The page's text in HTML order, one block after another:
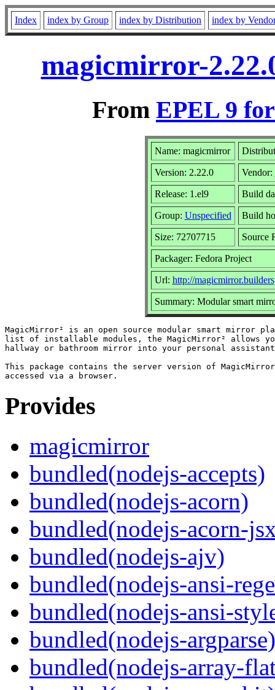
Index index by Group index by Distribution index by
magicmirror-
From EPEL 9
Name: magicmirror
Version: 2.22.0 Vendor:
Release: 1.el9 Build
Group: Unspecified Build
Size: 72707715 Source
Packager: Fedora Project
Url: http://magicmirror.builders
Summary: Modular smart
MagicMirror² is an open source modular smart mirror
list of installable modules, the MagicMirror² allows
hallway or bathroom mirror into your personal
This package contains the server version of
Provides
magicmirror
bundled(nodejs-accepts)
bundled(nodejs-acorn)
bundled(nodejs-acorn-
bundled(nodejs-ajv)
bundled(nodejs-ansi-
bundled(nodejs-ansi-
bundled(nodejs-argparse)
bundled(nodejs-array-